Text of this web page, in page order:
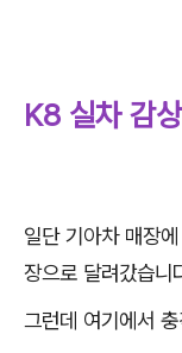
K8 실차 감
일단 기아차 매장
장으로 달려갔습니
그런데 여기에서